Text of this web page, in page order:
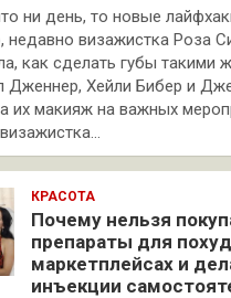
ни день, то новые
недавно визажистка Роза
как сделать губы такими
Дженнер, Хейли Бибер и
их макияж на важных
КРАСОТА
Почему нельзя
препараты для
маркетплейсах и
инъекции